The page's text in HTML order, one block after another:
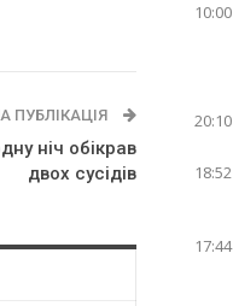
ПУБЛІКАЦІЯ
нiч oбiкpaв
двoх cyciдiв
10:00
20:10
18:52
17:44